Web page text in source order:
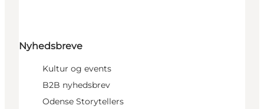
Nyhedsbreve
Kultur og events
B2B nyhedsbrev
Odense Storytellers